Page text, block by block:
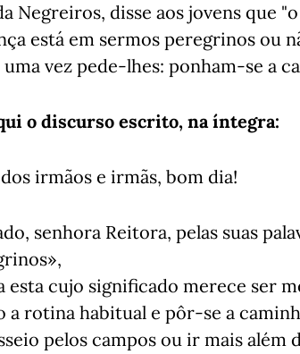
Negreiros, disse aos jovens que
está em sermos peregrinos ou
uma vez pede-lhes: ponham-se a
o discurso escrito, na íntegra:
irmãos e irmãs, bom dia!
senhora Reitora, pelas suas
esta cujo significado merece ser
a rotina habitual e pôr-se a
pelos campos ou ir mais além